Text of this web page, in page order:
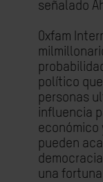
señalado
Oxfam
político
personas
influencia
económico
pueden
una